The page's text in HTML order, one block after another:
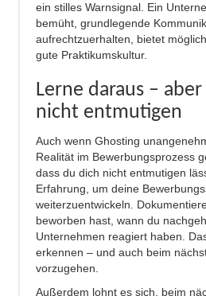
ein stilles Warnsignal. Ein
bemüht, grundlegende
aufrechtzuerhalten, bietet
gute Praktikumskultur.
Lerne daraus – aber
nicht entmutigen
Auch wenn Ghosting
Realität im Bewerbungsprozess
dass du dich nicht entmutigen
Erfahrung, um deine
weiterzuentwickeln.
beworben hast, wann du
Unternehmen reagiert haben.
erkennen – und auch beim
vorzugehen.
Außerdem lohnt es sich, beim